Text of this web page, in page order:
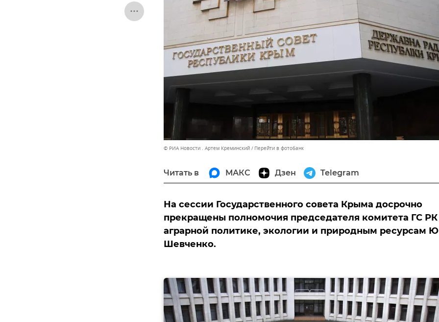
© РИА Новости . Артем Креминский Перейти в фотобанк
Читать в МАКС Дзен Telegram
На сессии Государственного совета Крыма досрочно
прекращены полномочия председателя комитета ГС
аграрной политике, экологии и природным ресурсам
Шевченко.